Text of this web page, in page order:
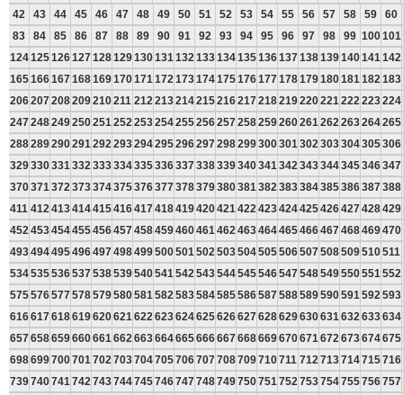
42
43 44 45 46 47 48 49 50 51 52 53 54 55 56 57 58 59
60
83
84 85 86 87 88 89 90 91 92 93 94 95 96 97 98 99 100101
124125126127128129130131 132 133134135136137138139140141 142
165166167168169170171 172 173174175176177178179180181 182 183
206207208209210211 212 213214215216217218219220221 222 223224
247248249250251 252 253254255256257258259260261 262 263264265
288289290291 292 293294295296297298299300301 302 303304305306
329330331 332 333334335336337338339340341 342 343344345346347
370371 372 373374375376377378379380381 382 383384385386387388
411 412 413414415416417418419420421 422 423424425426427428429
452 453454455456457458459460461 462 463464465466467468469470
493494495496497498499500501 502 503504505506507508509510511
534535536537538539540541 542 543544545546547548549550551 552
575576577578579580581 582 583584585586587588589590591 592 593
616617618619620621 622 623624625626627628629630631 632 633634
657658659660661 662 663664665666667668669670671 672 673674675
698699700701 702 703704705706707708709710711 712 713714715716
739740741 742 743744745746747748749750751 752 753754755756757